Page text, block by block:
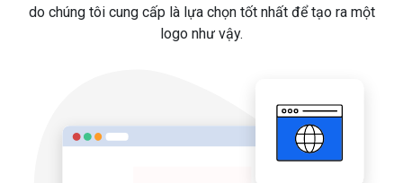
do chúng tôi cung cấp là lựa chọn tốt nhất để tạo ra một
logo như vậy.